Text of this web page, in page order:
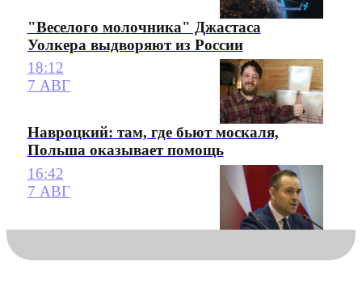
"Веселого молочника" Джастаса
Уолкера выдворяют из России
18:12
7 АВГ
Навроцкий: там, где бьют москаля,
Польша оказывает помощь
16:42
7 АВГ